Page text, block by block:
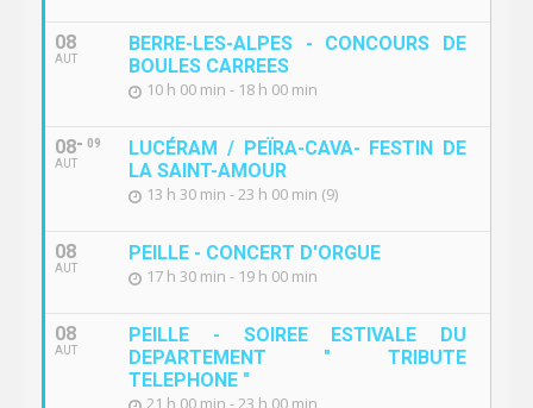
08
AUT
BERRE-LES-ALPES - CONCOURS DE
BOULES CARREES
10 h 00 min - 18 h 00 min
08
AUT
09
LUCÉRAM / PEÏRA-CAVA- FESTIN DE
LA SAINT-AMOUR
13 h 30 min - 23 h 00 min (9)
08
AUT
PEILLE - CONCERT D'ORGUE
17 h 30 min - 19 h 00 min
08
AUT
PEILLE - SOIREE ESTIVALE DU
DEPARTEMENT " TRIBUTE
TELEPHONE "
21 h 00 min - 23 h 00 min